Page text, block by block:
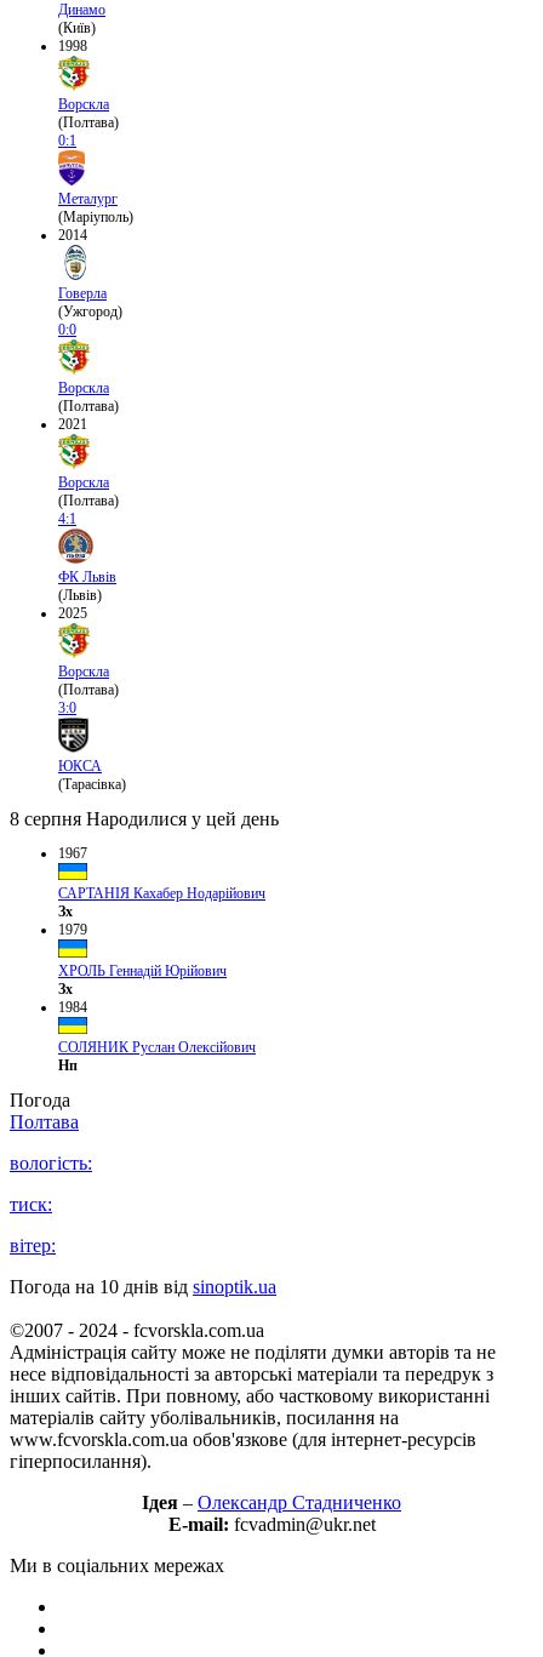
Динамо
(Київ)
1998
Ворскла
(Полтава)
0:1
Металург
(Маріуполь)
2014
Говерла
(Ужгород)
0:0
Ворскла
(Полтава)
2021
Ворскла
(Полтава)
4:1
ФК Львів
(Львів)
2025
Ворскла
(Полтава)
3:0
ЮКСА
(Тарасівка)
8 серпня Народилися у цей день
1967
САРТАНІЯ Кахабер Нодарійович
Зх
1979
ХРОЛЬ Геннадій Юрійович
Зх
1984
СОЛЯНИК Руслан Олексійович
Нп
Погода
Полтава
вологість:
тиск:
вітер:
Погода на 10 днів від sinoptik.ua
©2007 - 2024 - fcvorskla.com.ua
Адміністрація сайту може не поділяти думки авторів та не
несе відповідальності за авторські матеріали та передрук з
інших сайтів. При повному, або частковому використанні
матеріалів сайту уболівальників, посилання на
www.fcvorskla.com.ua обов'язкове (для інтернет-ресурсів
гіперпосилання).
Ідея – Олександр Стадниченко
E-mail: fcvadmin@ukr.net
Ми в соціальних мережах